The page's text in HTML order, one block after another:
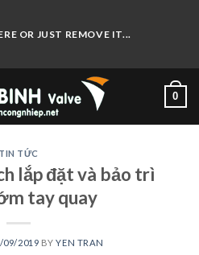
OR JUST REMOVE IT...
0
TIN TỨC
lắp đặt và bảo trì
tay quay
09/2019 BYYEN TRAN